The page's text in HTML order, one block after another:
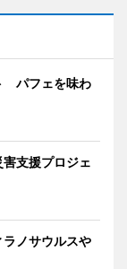
パフェを味わ
支援プロジェ
ノサウルスや